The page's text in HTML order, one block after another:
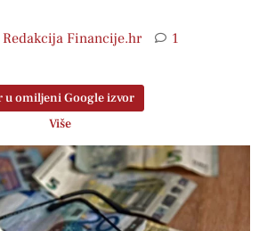
Redakcija Financije.hr 1
u omiljeni Google izvor
Više